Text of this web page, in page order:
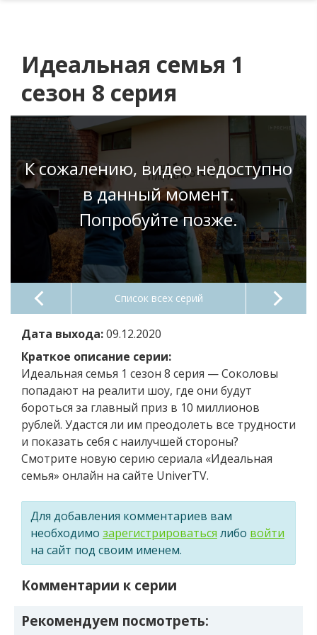
Идеальная семья 1
сезон 8 серия
К сожалению, видео недоступно
в данный момент.
Попробуйте позже.
Список всех серий
Дата выхода:09.12.2020
Краткое описание серии:
Идеальная семья 1 сезон 8 серия — Соколовы
попадают на реалити шоу, где они будут
бороться за главный приз в 10 миллионов
рублей. Удастся ли им преодолеть все трудности
и показать себя с наилучшей стороны?
Смотрите новую серию сериала «Идеальная
семья» онлайн на сайте UniverTV.
Для добавления комментариев вам
необходимо зарегистрироваться либо войти
на сайт под своим именем.
Комментарии к серии
Рекомендуем посмотреть: